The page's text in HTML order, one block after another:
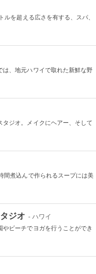
を超える広さを有する、スパ、
、地元ハワイで取れた新鮮な野
ジオ。メイクにヘアー、そして
間煮込んで作られるスープには美
ジオ - ハワイ
ビーチでヨガを行うことができ